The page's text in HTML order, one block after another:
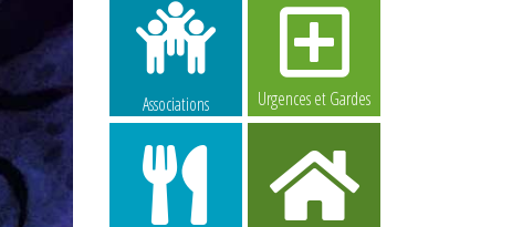
Associations Urgences et Gardes